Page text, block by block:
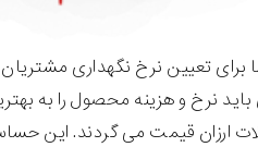
برای تعیین نرخ نگهداری مشتریان
نرخ و هزینه محصول را به
ارزان قیمت می گردند. این